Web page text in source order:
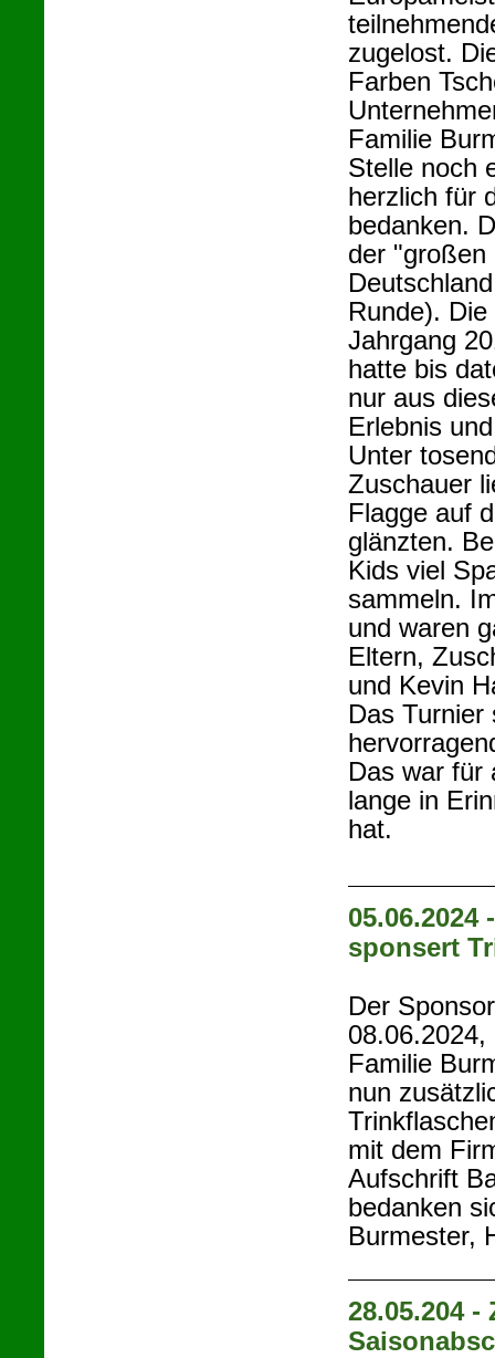
zugelost.
Farben
Familie
Stelle noch
herzlich für
bedanken.
der "großen
Runde).
Jahrgang
hatte bis
nur aus
Erlebnis
Unter
Zuschauer
Flagge auf
glänzten.
Kids viel
sammeln.
und waren
Eltern,
und Kevin
Das Turnier
Das war für
lange in
hat.
sponsert
Der
Familie
nun
mit dem
Aufschrift
bedanken
Burmester,
28.05.204 -